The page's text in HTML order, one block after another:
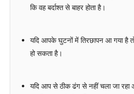
कि वह बर्दाश्त से बाहर होता है।
यदि आपके घुटनों में तिरछापन आ गया है
हो सकता है।
यदि आप से ठीक ढंग से नहीं चला जा